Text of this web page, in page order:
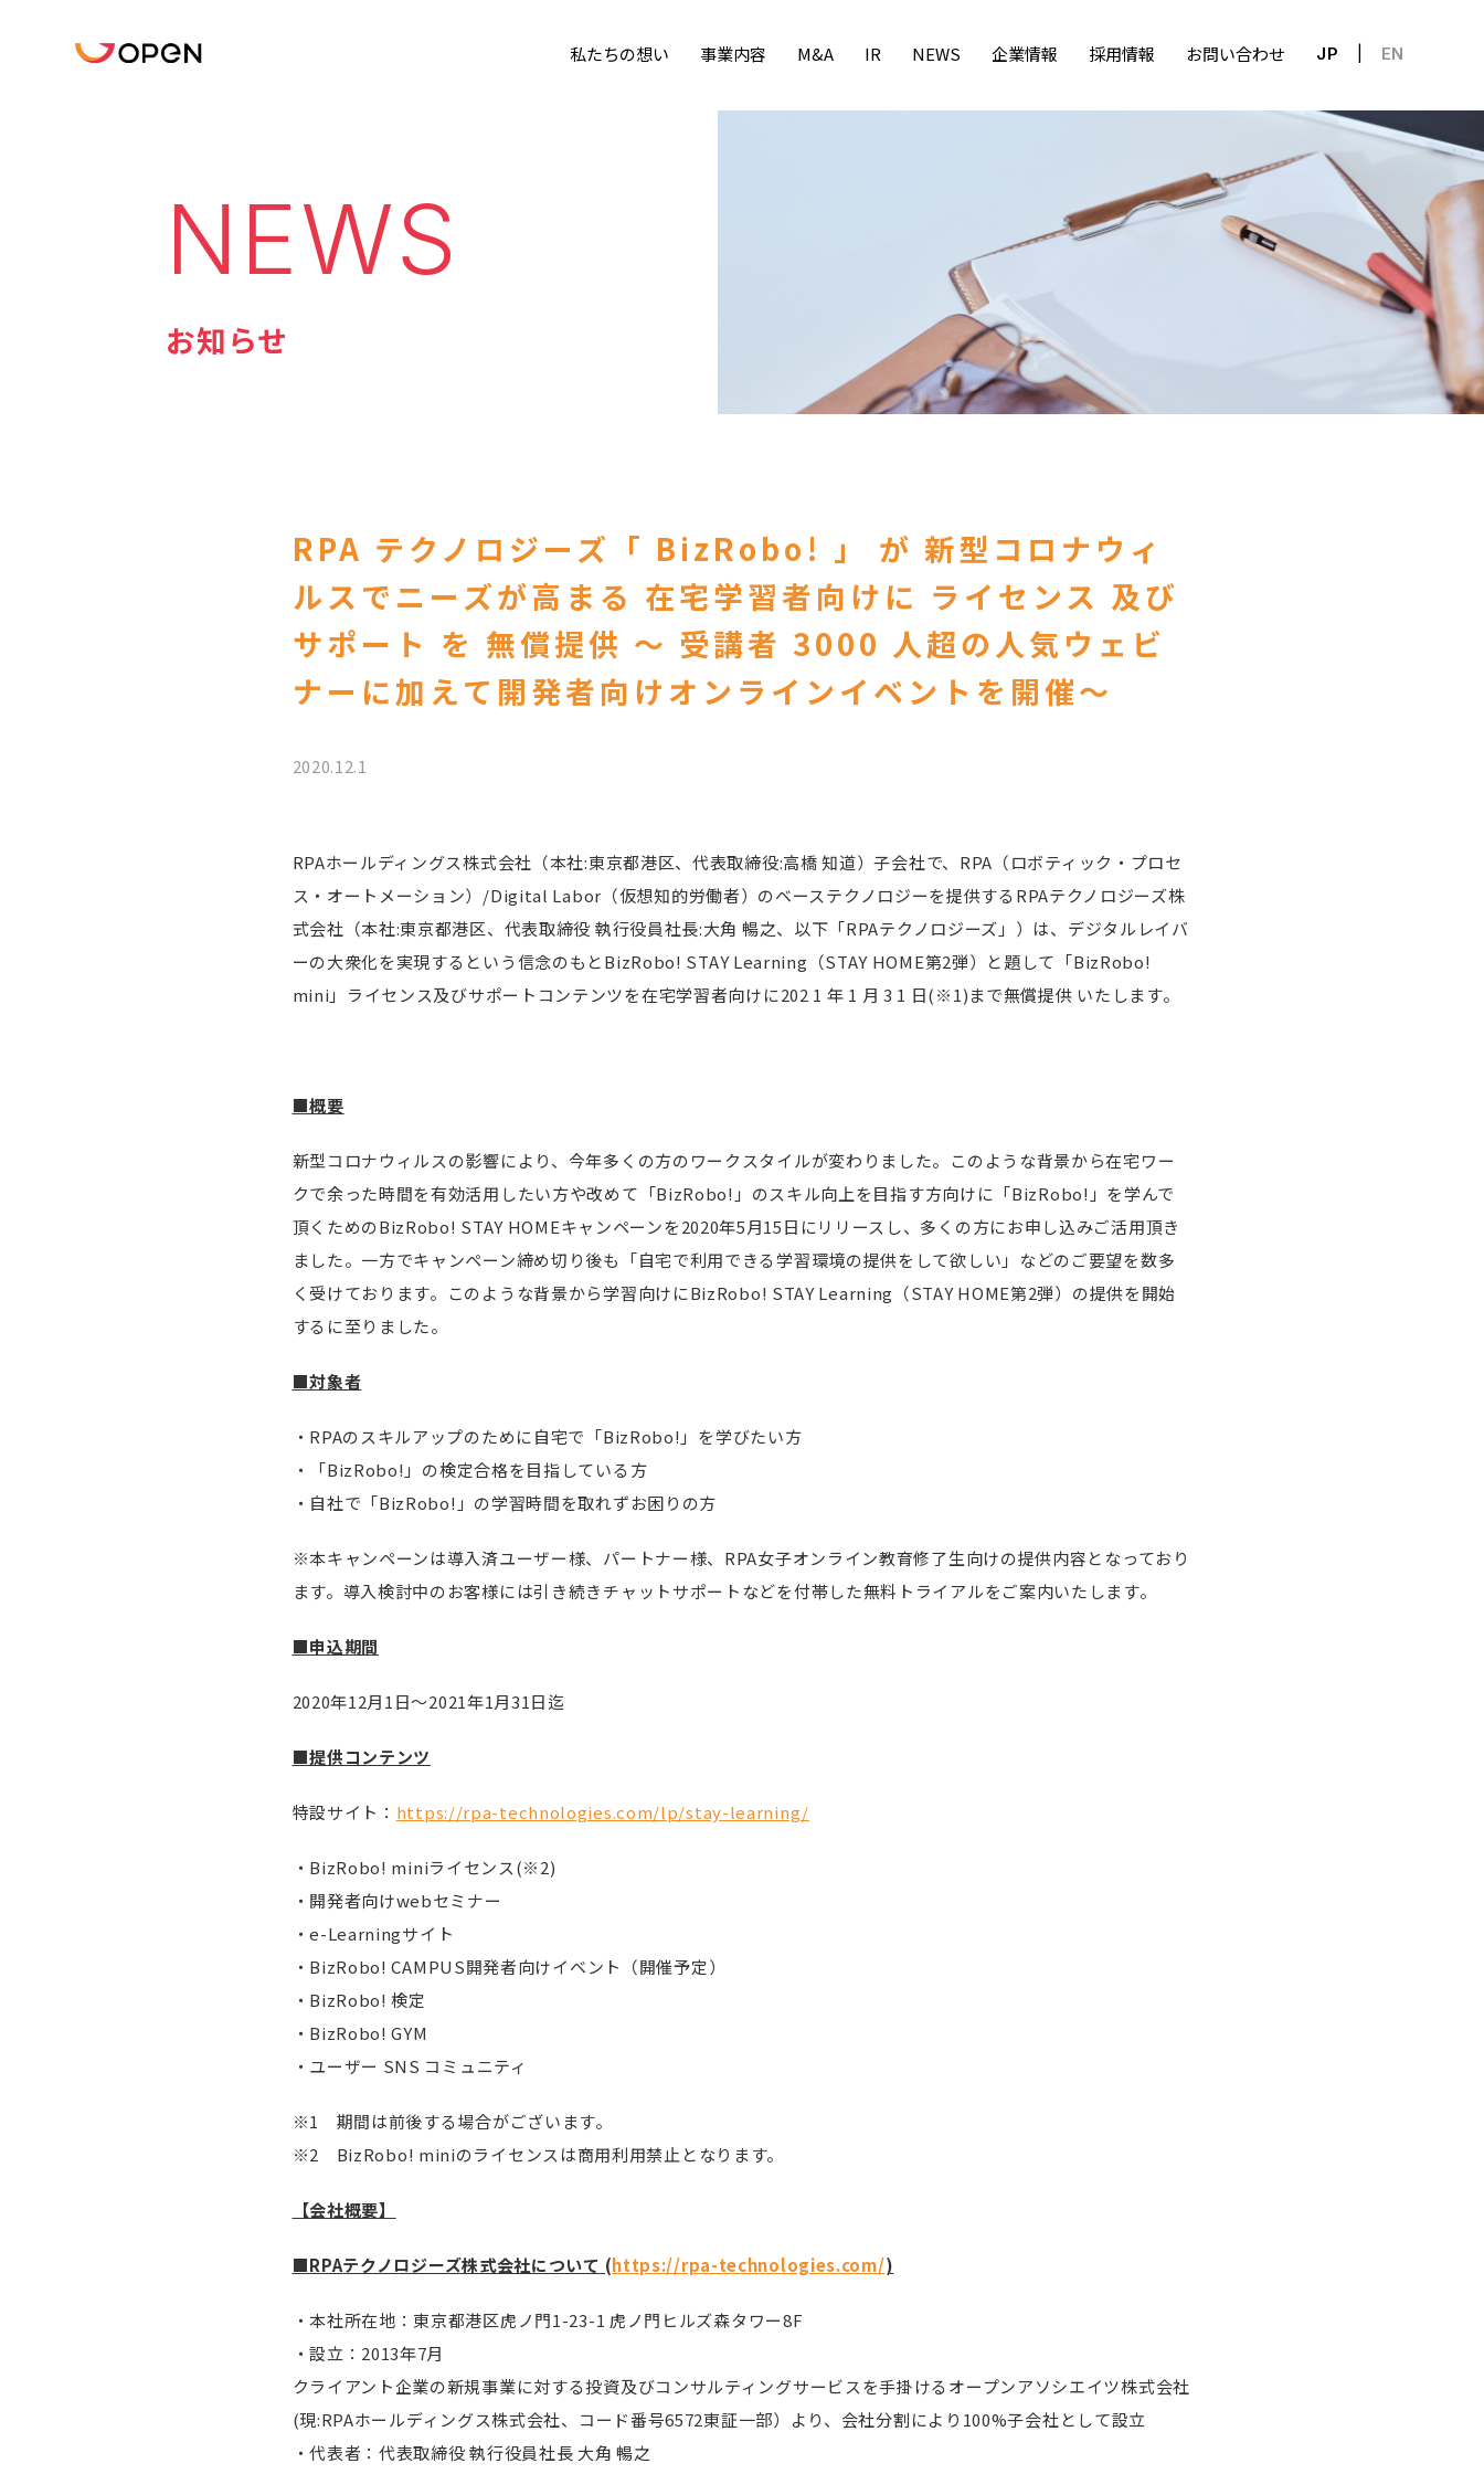
私たちの想い 事業内容 M&A IR NEWS 企業情報 採用情報 お問い合わせ EN
JP
NEWS
お知らせ
RPA テクノロジーズ「 BizRobo! 」 が 新型コロナウィ
ルスでニーズが高まる 在宅学習者向けに ライセンス 及び
サポート を 無償提供 ～ 受講者 3000 人超の人気ウェビ
ナーに加えて開発者向けオンラインイベントを開催～
2020.12.1
RPAホールディングス株式会社（本社:東京都港区、代表取締役:高橋 知道）子会社で、RPA（ロボティック・プロセ
ス・オートメーション）/Digital Labor（仮想知的労働者）のベーステクノロジーを提供するRPAテクノロジーズ株
式会社（本社:東京都港区、代表取締役 執行役員社長:大角 暢之、以下「RPAテクノロジーズ」）は、デジタルレイバ
ーの大衆化を実現するという信念のもとBizRobo! STAY Learning（STAY HOME第2弾）と題して「BizRobo!
mini」ライセンス及びサポートコンテンツを在宅学習者向けに202 1 年 1 月 3 1 日(※1)まで無償提供 いたします。
■概要
新型コロナウィルスの影響により、今年多くの方のワークスタイルが変わりました。このような背景から在宅ワー
クで余った時間を有効活用したい方や改めて「BizRobo!」のスキル向上を目指す方向けに「BizRobo!」を学んで
頂くためのBizRobo! STAY HOMEキャンペーンを2020年5月15日にリリースし、多くの方にお申し込みご活用頂き
ました。一方でキャンペーン締め切り後も「自宅で利用できる学習環境の提供をして欲しい」などのご要望を数多
く受けております。このような背景から学習向けにBizRobo! STAY Learning（STAY HOME第2弾）の提供を開始
するに至りました。
■対象者
・RPAのスキルアップのために自宅で「BizRobo!」を学びたい方
・「BizRobo!」の検定合格を目指している方
・自社で「BizRobo!」の学習時間を取れずお困りの方
※本キャンペーンは導入済ユーザー様、パートナー様、RPA女子オンライン教育修了生向けの提供内容となっており
ます。導入検討中のお客様には引き続きチャットサポートなどを付帯した無料トライアルをご案内いたします。
■申込期間
2020年12月1日〜2021年1月31日迄
■提供コンテンツ
特設サイト： https://rpa-technologies.com/lp/stay-learning/
・BizRobo! miniライセンス(※2)
・開発者向けwebセミナー
・e-Learningサイト
・BizRobo! CAMPUS開発者向けイベント（開催予定）
・BizRobo! 検定
・BizRobo! GYM
・ユーザー SNS コミュニティ
※1 期間は前後する場合がございます。
※2
BizRobo! miniのライセンスは商用利用禁止となります。
【会社概要】
■RPAテクノロジーズ株式会社について (https://rpa-technologies.com/)
・本社所在地：東京都港区虎ノ門1-23-1 虎ノ門ヒルズ森タワー8F
・設立：2013年7月
クライアント企業の新規事業に対する投資及びコンサルティングサービスを手掛けるオープンアソシエイツ株式会社
(現:RPAホールディングス株式会社、コード番号6572東証一部）より、会社分割により100%子会社として設立
・代表者：代表取締役 執行役員社長 大角 暢之